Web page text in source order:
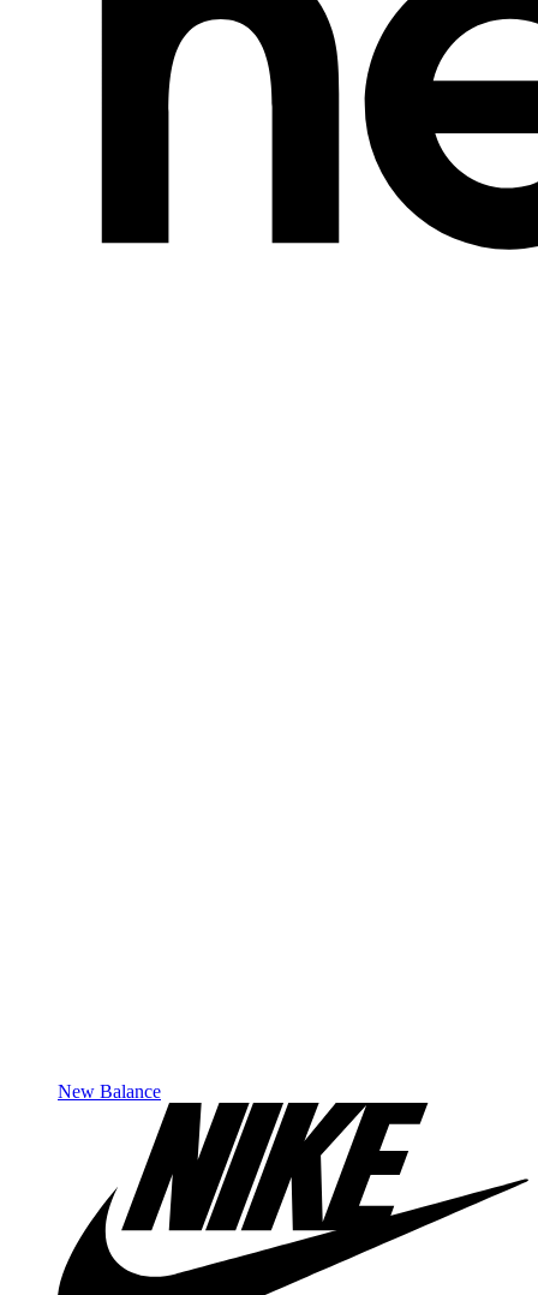
New Balance